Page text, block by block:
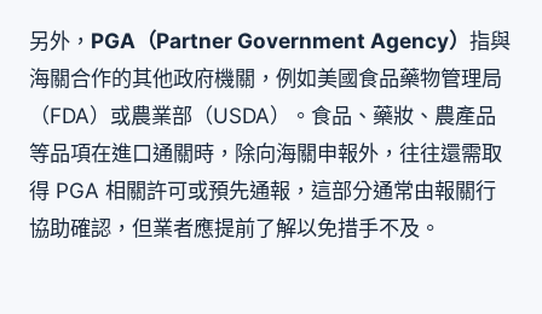
另外， PGA（Partner Government Agency） 指與
海關合作的其他政府機關，例如美國食品藥物管理局
（FDA）或農業部（USDA）。食品、藥妝、農產品
等品項在進口通關時，除向海關申報外，往往還需取
得 PGA 相關許可或預先通報，這部分通常由報關行
協助確認，但業者應提前了解以免措手不及。